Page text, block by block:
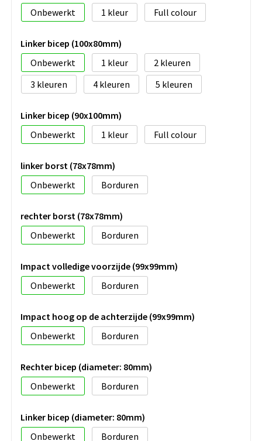
Onbewerkt 1 Full colour
Linker bicep (100x80mm)
Onbewerkt
1
2
3
4 5
Linker bicep (90x100mm)
Onbewerkt
1 Full colour
linker borst (78x78mm)
Onbewerkt
Borduren
rechter borst (78x78mm)
Onbewerkt
Borduren
Impact volledige voorzijde (99x99mm)
Onbewerkt
Borduren
Impact hoog op de achterzijde (99x99mm)
Onbewerkt
Borduren
Rechter bicep (diameter: 80mm)
Onbewerkt
Borduren
Linker bicep (diameter: 80mm)
Onbewerkt
Borduren